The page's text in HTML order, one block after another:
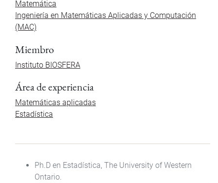
Matemática
Ingeniería en Matemáticas Aplicadas y Computación
(MAC)
Miembro
Instituto BIOSFERA
Área de experiencia
Matemáticas aplicadas
Estadística
Ph.D en Estadística, The University of Western
Ontario.